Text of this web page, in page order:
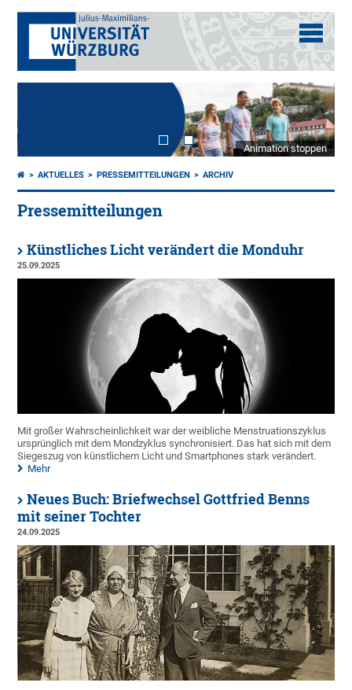
Animation stoppen
AKTUELLES PRESSEMITTEILUNGEN ARCHIV
Pressemitteilungen
Künstliches Licht verändert die Monduhr
25.09.2025
Mit großer Wahrscheinlichkeit war der weibliche Menstruationszyklus
ursprünglich mit dem Mondzyklus synchronisiert. Das hat sich mit dem
Siegeszug von künstlichem Licht und Smartphones stark verändert.
Mehr
Neues Buch: Briefwechsel Gottfried Benns
mit seiner Tochter
24.09.2025